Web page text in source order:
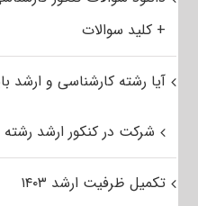
+ کلید سوالات
آیا رشته کارشناسی و ارشد
شرکت در کنکور ارشد رشته
تکمیل ظرفیت ارشد ۱۴۰۳